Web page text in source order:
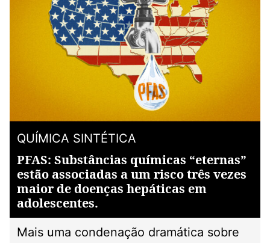
QUÍMICA SINTÉTICA
PFAS: Substâncias químicas “eternas”
estão associadas a um risco três vezes
maior de doenças hepáticas em
adolescentes.
Mais uma condenação dramática sobre